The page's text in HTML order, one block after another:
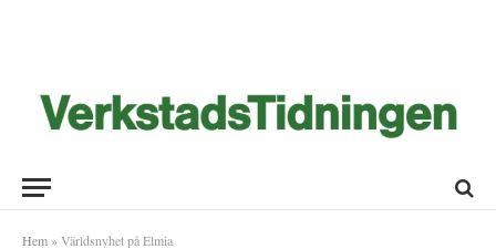
Hem » Världsnyhet på Elmia